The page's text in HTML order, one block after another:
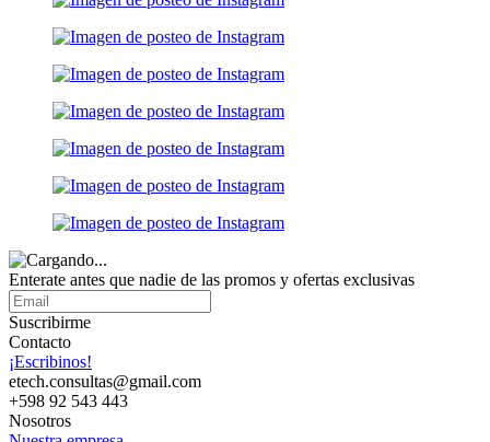
Enterate antes que nadie de las promos y ofertas exclusivas
Suscribirme
Contacto
¡Escribinos!
etech.consultas@gmail.com
+598 92 543 443
Nosotros